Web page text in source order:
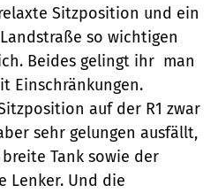
Sitzposition und ein
so wichtigen
Beides gelingt ihr  man
Einschränkungen.
auf der R1 zwar
sehr gelungen ausfällt,
Tank sowie der
Lenker. Und die